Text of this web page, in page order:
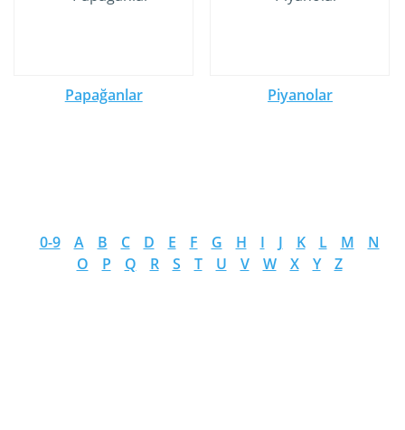
Papağanlar Piyanolar
0-9 A B C D E F G H I J K L M
N
O
P Q R S T U V W X Y Z